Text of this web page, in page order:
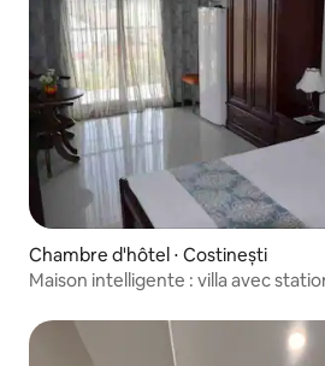
Chambre d'hôtel ⋅ Costinești
Maison intelligente : villa avec